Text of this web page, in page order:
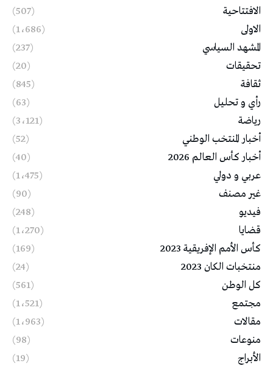
الافتتاحية
(507)
الاولى
(1٬686)
المشهد السياسي
(237)
تحقيقات
(20)
ثقافة
(845)
رأي و تحليل
(63)
رياضة
(3٬121)
أخبار المنتخب الوطني
(52)
أخبار كأس العالم 2026
(40)
عربي و دولي
(1٬475)
غير مصنف
(90)
فيديو
(248)
قضايا
(1٬270)
كأس الأمم الإفريقية 2023
(169)
منتخبات الكان 2023
(24)
كل الوطن
(561)
مجتمع
(1٬521)
مقالات
(1٬963)
منوعات
(98)
الأبراج
(19)